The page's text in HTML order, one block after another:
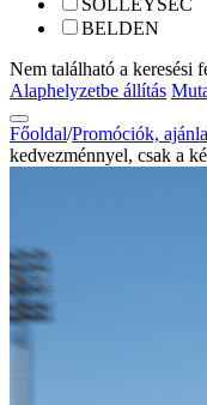
SOLLEYSEC
BELDEN
Nem található a keresési
Alaphelyzetbe állítás
Főoldal/Promóciók,
kedvezménnyel, csak a